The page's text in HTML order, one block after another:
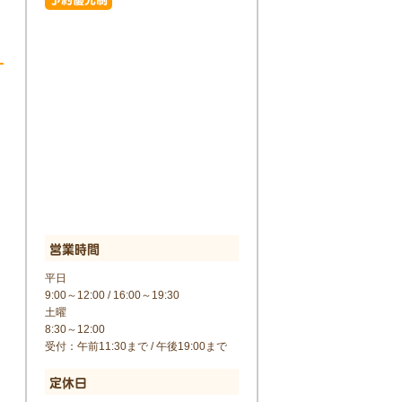
営業時間
平日
9:00～12:00 / 16:00～19:30
土曜
8:30～12:00
受付：午前11:30まで / 午後19:00まで
定休日